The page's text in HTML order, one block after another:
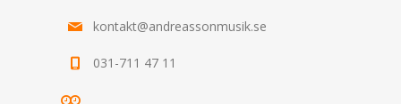
kontakt@andreassonmusik.se
031-711 47 11